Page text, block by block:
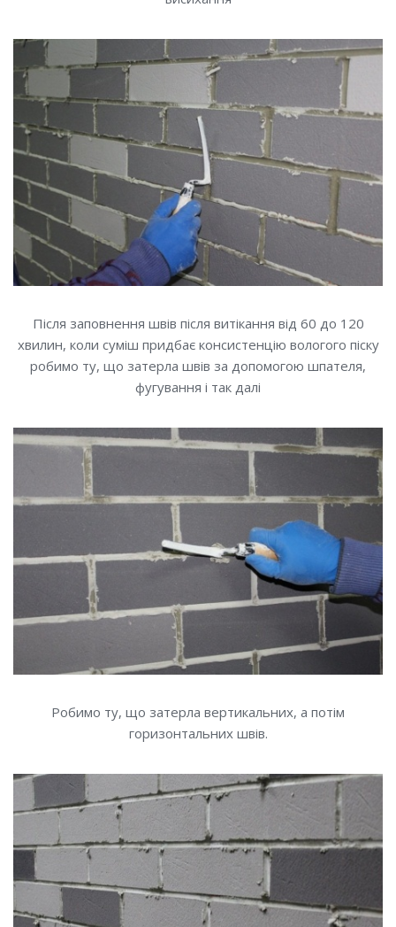
Після заповнення швів після витікання від 60 до 120
хвилин, коли суміш придбає консистенцію вологого піску
робимо ту, що затерла швів за допомогою шпателя,
фугування і так далі
Робимо ту, що затерла вертикальних, а потім
горизонтальних швів.